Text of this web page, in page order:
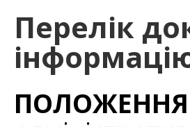
Перелік
ПОЛОЖЕННЯ